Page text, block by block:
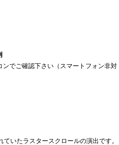
でご確認下さい（スマートフォン非対
いたラスタースクロールの演出です。